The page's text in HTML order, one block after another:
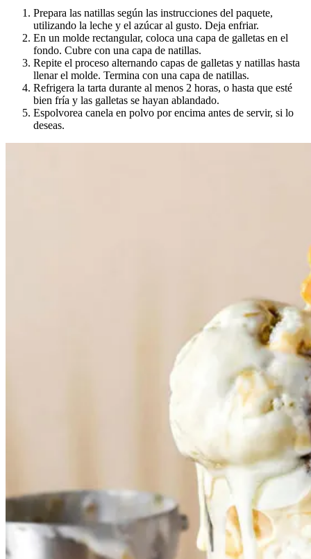
Prepara las natillas según las instrucciones del paquete,
utilizando la leche y el azúcar al gusto. Deja enfriar.
En un molde rectangular, coloca una capa de galletas en el
fondo. Cubre con una capa de natillas.
Repite el proceso alternando capas de galletas y natillas hasta
llenar el molde. Termina con una capa de natillas.
Refrigera la tarta durante al menos 2 horas, o hasta que esté
bien fría y las galletas se hayan ablandado.
Espolvorea canela en polvo por encima antes de servir, si lo
deseas.